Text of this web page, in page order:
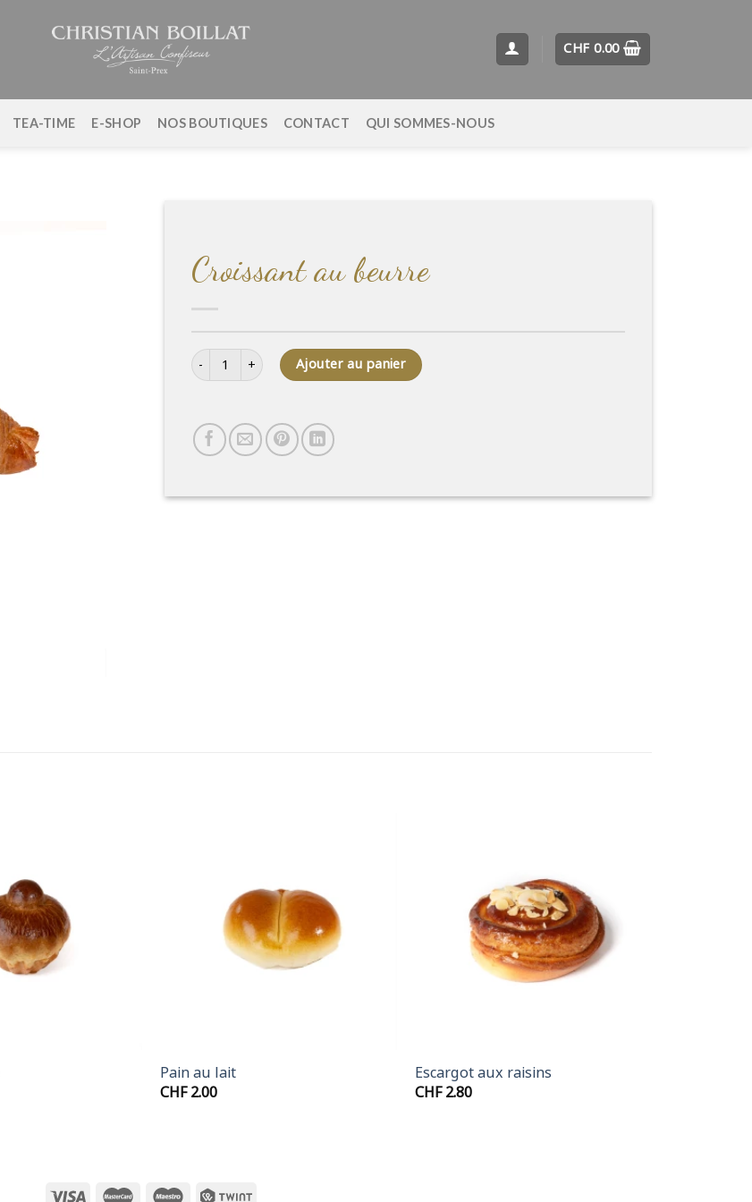
CHF 0.00
TEA-TIME E-SHOP NOS BOUTIQUES CONTACT QUI SOMMES-NOUS
Croissant au beurre
quantité de Croissant au beurre
Ajouter au panier
Pain au lait
CHF2.00
Escargot aux raisins
CHF2.80